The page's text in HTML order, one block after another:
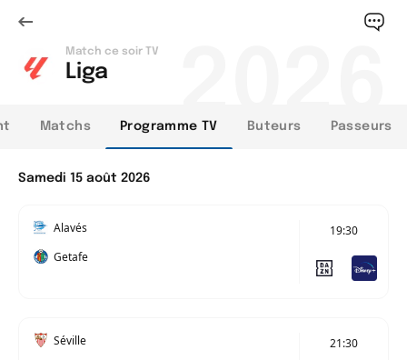
Match ce soir TV
Liga
Matchs Programme TV Buteurs Passeurs
Samedi 15 août 2026
Alavés
Getafe
19:30
Séville
21:30